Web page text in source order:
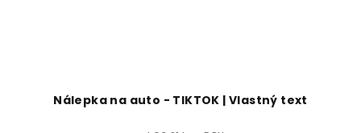
Nálepka na auto - TIKTOK | Vlastný text